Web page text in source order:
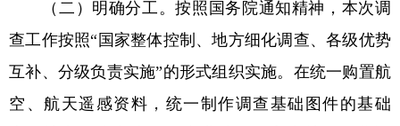
（二）明确分工。按照国务院通知精神，本次调
查工作按照“国家整体控制、地方细化调查、各级优势
互补、分级负责实施”的形式组织实施。在统一购置航
空、航天遥感资料，统一制作调查基础图件的基础